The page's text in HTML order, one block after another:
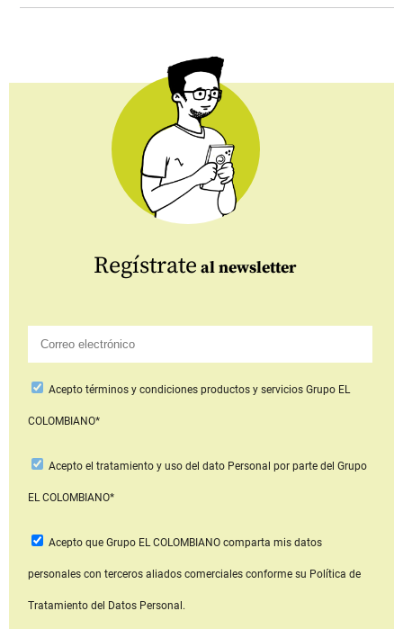
Regístrate al newsletter
Aceptotérminos y condiciones productos y serviciosGrupo EL
COLOMBIANO*
Acepto el tratamiento y uso del dato Personal por parte del Grupo
EL COLOMBIANO*
Acepto que Grupo EL COLOMBIANOcomparta mis datos
personales con terceros aliados comerciales conforme su Política de
Tratamiento del Datos Personal.